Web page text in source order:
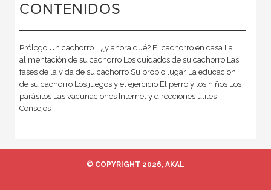
CONTENIDOS
Prólogo Un cachorro... ¿y ahora qué? El cachorro en casa La
alimentación de su cachorro Los cuidados de su cachorro Las
fases de la vida de su cachorro Su propio lugar La educación
de su cachorro Los juegos y el ejercicio El perro y los niños Los
parásitos Las vacunaciones Internet y direcciones útiles
Consejos
© COPYRIGHT 2026, AKAL